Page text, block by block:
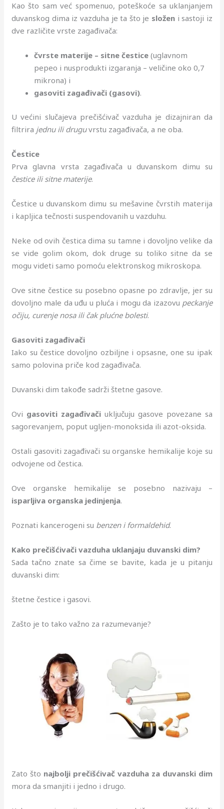
Kao što sam već spomenuo, poteškoće sa uklanjanjem
duvanskog dima iz vazduha je ta što je složen i sastoji iz
dve različite vrste zagađivača:
čvrste materije – sitne čestice (uglavnom
pepeo i nusprodukti izgaranja – veličine oko 0,7
mikrona) i
gasoviti zagađivači (gasovi).
U većini slučajeva prečišćivač vazduha je dizajniran da
filtrira jednu ili druguvrstu zagađivača, a ne oba.
Čestice
Prva glavna vrsta zagađivača u duvanskom dimu su
čestice ili sitne materije.
Čestice u duvanskom dimu su mešavine čvrstih materija
i kapljica tečnosti suspendovanih u vazduhu.
Neke od ovih čestica dima su tamne i dovoljno velike da
se vide golim okom, dok druge su toliko sitne da se
mogu videti samo pomoću elektronskog mikroskopa.
Ove sitne čestice su posebno opasne po zdravlje, jer su
dovoljno male da uđu u pluća i mogu da izazovu peckanje
očiju, curenje nosa ili čak plućne bolesti.
Gasoviti zagađivači
Iako su čestice dovoljno ozbiljne i opsasne, one su ipak
samo polovina priče kod zagađivača.
Duvanski dim takođe sadrži štetne gasove.
Ovi gasoviti zagađivači uključuju gasove povezane sa
sagorevanjem, poput ugljen-monoksida ili azot-oksida.
Ostali gasoviti zagađivači su organske hemikalije koje su
odvojene od čestica.
Ove organske hemikalije se posebno nazivaju –
isparljiva organska jedinjenja.
Poznati kancerogeni su benzen i formaldehid.
Kako prečišćivači vazduha uklanjaju duvanski dim?
Sada tačno znate sa čime se bavite, kada je u pitanju
duvanski dim:
štetne čestice i gasovi.
Zašto je to tako važno za razumevanje?
Zato što najbolji prečišćivač vazduha za duvanski dim
mora da smanjiti i jedno i drugo.